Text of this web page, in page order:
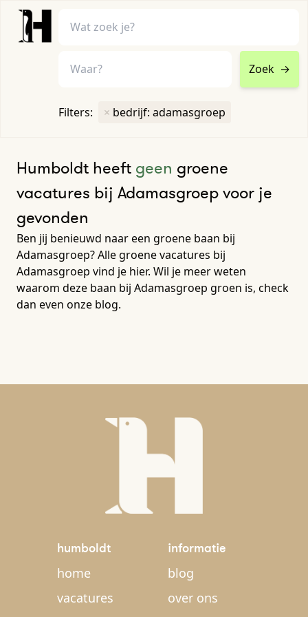
Zoek →
Filters: × bedrijf: adamasgroep
Humboldt heeft geen groene
vacatures bij Adamasgroep voor je
gevonden
Ben jij benieuwd naar een groene baan bij
Adamasgroep? Alle groene vacatures bij
Adamasgroep vind je hier. Wil je meer weten
waarom deze baan bij Adamasgroep groen is, check
dan even onze blog.
humboldt
home
vacatures
informatie
blog
over ons